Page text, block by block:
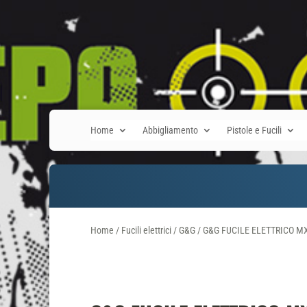
Home Abbigliamento Pistole e Fucili
Home / Fucili elettrici / G&G / G&G FUCILE ELETTRICO